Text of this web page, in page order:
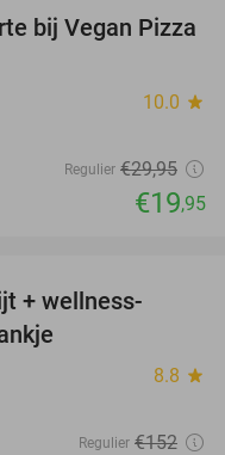
33%
bij Vegan Pizza
10.0 star
Regulier €29,95
€19,95
+ wellness-
8.8 star
Regulier €152